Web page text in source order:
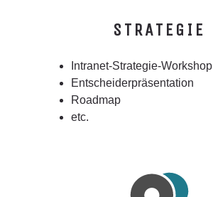
STRATEGIE
Intranet-Strategie-Workshop
Entscheiderpräsentation
Roadmap
etc.